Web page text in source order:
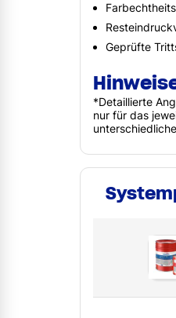
Geprüfte
*Detaillierte
nur für das